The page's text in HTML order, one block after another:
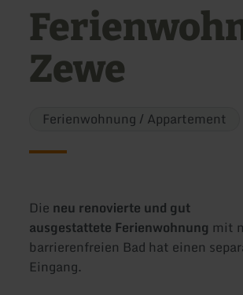
Zewe
Ferienwohnung / Appartement
Die neu renovierte und gut
ausgestattete Ferienwohnung mit
barrierenfreien Bad hat einen
Eingang.